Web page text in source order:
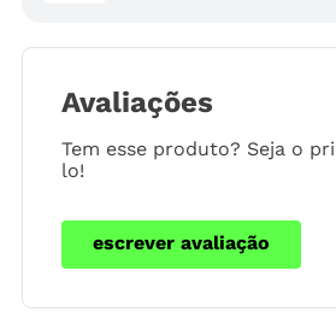
Avaliações
Tem esse produto? Seja o
lo!
escrever avaliação